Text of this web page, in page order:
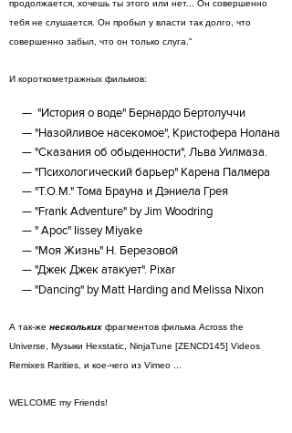
продолжается, хочешь ты этого или нет... Он совершенно
тебя не слушается. Он пробыл у власти так долго, что
совершенно забыл, что он только слуга."
И короткометражных фильмов:
"История о воде" Бернардо Бертолуччи
"Назойливое насекомое", Кристофера Нолана
"Сказания об обыденности", Льва Уилмаза.
"Психологический барьер" Карена Палмера
"T.O.M." Тома Брауна и Дэниела Грея
"Frank Adventure" by Jim Woodring
" Apoc" Iissey Miyake
"Моя Жизнь" Н. Березовой
"Джек Джек атакует". Pixar
"Dancing" by Matt Harding and Melissa Nixon
А так-же нескольких фрагментов фильма Across the
Universe, Музыки Hexstatic, NinjaTune [ZENCD145] Videos
Remixes Rarities, и кое-чего из Vimeo ...
WELCOME my Friends!